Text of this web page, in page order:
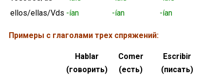
ellos/ellas/Vds -ían -ían -ían
Примеры с глаголами трех спряжений:
Hablar
(говорить)
Comer
(есть)
Escribir
(писать)